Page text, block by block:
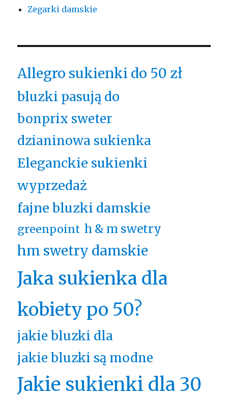
Zegarki damskie
Allegro sukienki do 50 zł
bluzki pasują do
bonprix sweter
dzianinowa sukienka
Eleganckie sukienki
wyprzedaż
fajne bluzki damskie
greenpoint h & m swetry
hm swetry damskie
Jaka sukienka dla
kobiety po 50?
jakie bluzki dla
jakie bluzki są modne
Jakie sukienki dla 30